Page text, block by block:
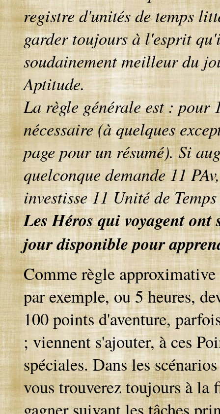
registre d'unités de temps
garder toujours à l'esprit
soudainement meilleur du
Aptitude.
La règle générale est : pour
nécessaire (à quelques
page pour un résumé). Si
quelconque demande 11
investisse 11 Unité de
Les Héros qui voyagent ont
jour disponible pour
Comme règle
par exemple, ou 5 heures,
100 points d'aventure,
; viennent s'ajouter, à ces
spéciales. Dans les
vous trouverez toujours à la